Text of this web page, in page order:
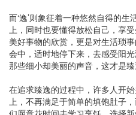
而‘逸’则象征着一种悠然自得的
上，同时也要懂得放松自己，享
美好事物的欣赏，更是对生活琐
会中，适时地停下来，去感受阳
那些细小却美丽的声音，这才是臻
在追求臻逸的过程中，许多人开
上，不再满足于简单的填饱肚子